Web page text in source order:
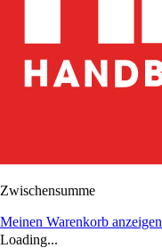
Zwischensumme
Meinen Warenkorb anzeigen
Loading...